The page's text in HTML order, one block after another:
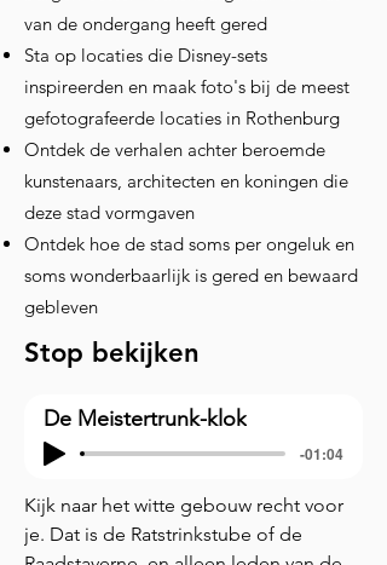
van de ondergang heeft gered
Sta op locaties die Disney-sets
inspireerden en maak foto's bij de meest
gefotografeerde locaties in Rothenburg
Ontdek de verhalen achter beroemde
kunstenaars, architecten en koningen die
deze stad vormgaven
Ontdek hoe de stad soms per ongeluk en
soms wonderbaarlijk is gered en bewaard
gebleven
Stop bekijken
De Meistertrunk-klok
-01:04
Kijk naar het witte gebouw recht voor
je. Dat is de Ratstrinkstube of de